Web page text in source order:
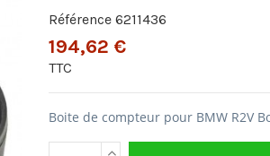
Référence 6211436
194,62 €
TTC
Boite de compteur pour BMW R2V